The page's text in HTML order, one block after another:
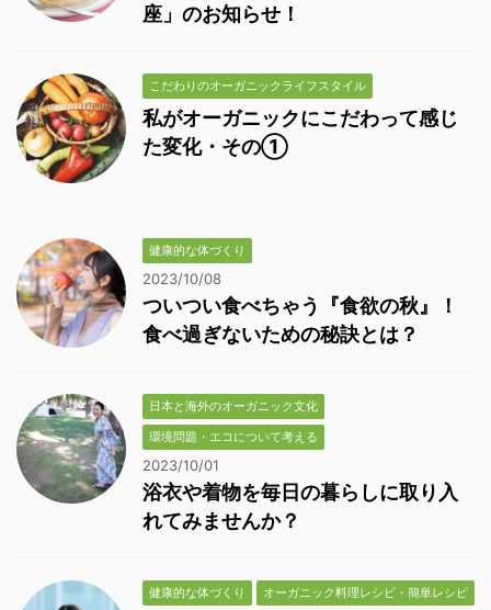
座」のお知らせ！
こだわりのオーガニックライフスタイル
私がオーガニックにこだわって感じ
た変化・その①
健康的な体づくり
2023/10/08
ついつい食べちゃう『食欲の秋』！
食べ過ぎないための秘訣とは？
日本と海外のオーガニック文化
環境問題・エコについて考える
2023/10/01
浴衣や着物を毎日の暮らしに取り入
れてみませんか？
健康的な体づくり オーガニック料理レシピ・簡単レシピ